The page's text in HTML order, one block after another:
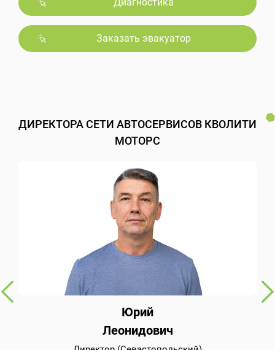
Заказать эвакуатор
ДИРЕКТОРА СЕТИ АВТОСЕРВИСОВ КВОЛИТИ
МОТОРС
Юрий
Леонидович